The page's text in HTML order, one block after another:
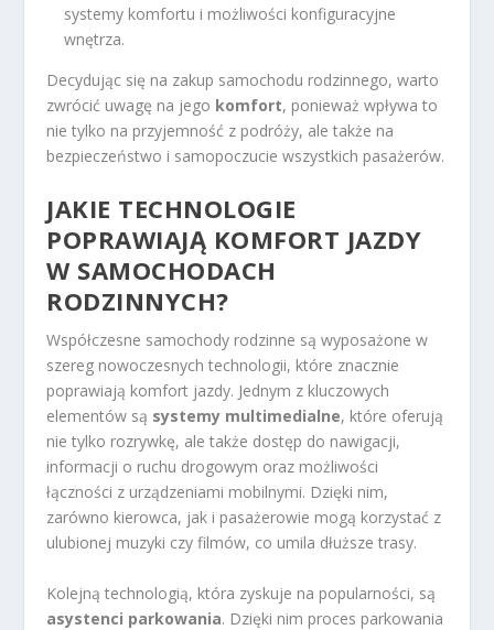
systemy komfortu i możliwości konfiguracyjne
wnętrza.
Decydując się na zakup samochodu rodzinnego, warto
zwrócić uwagę na jego komfort, ponieważ wpływa to
nie tylko na przyjemność z podróży, ale także na
bezpieczeństwo i samopoczucie wszystkich pasażerów.
JAKIE TECHNOLOGIE
POPRAWIAJĄ KOMFORT JAZDY
W SAMOCHODACH
RODZINNYCH?
Współczesne samochody rodzinne są wyposażone w
szereg nowoczesnych technologii, które znacznie
poprawiają komfort jazdy. Jednym z kluczowych
elementów są systemy multimedialne, które oferują
nie tylko rozrywkę, ale także dostęp do nawigacji,
informacji o ruchu drogowym oraz możliwości
łączności z urządzeniami mobilnymi. Dzięki nim,
zarówno kierowca, jak i pasażerowie mogą korzystać z
ulubionej muzyki czy filmów, co umila dłuższe trasy.
Kolejną technologią, która zyskuje na popularności, są
asystenci parkowania. Dzięki nim proces parkowania